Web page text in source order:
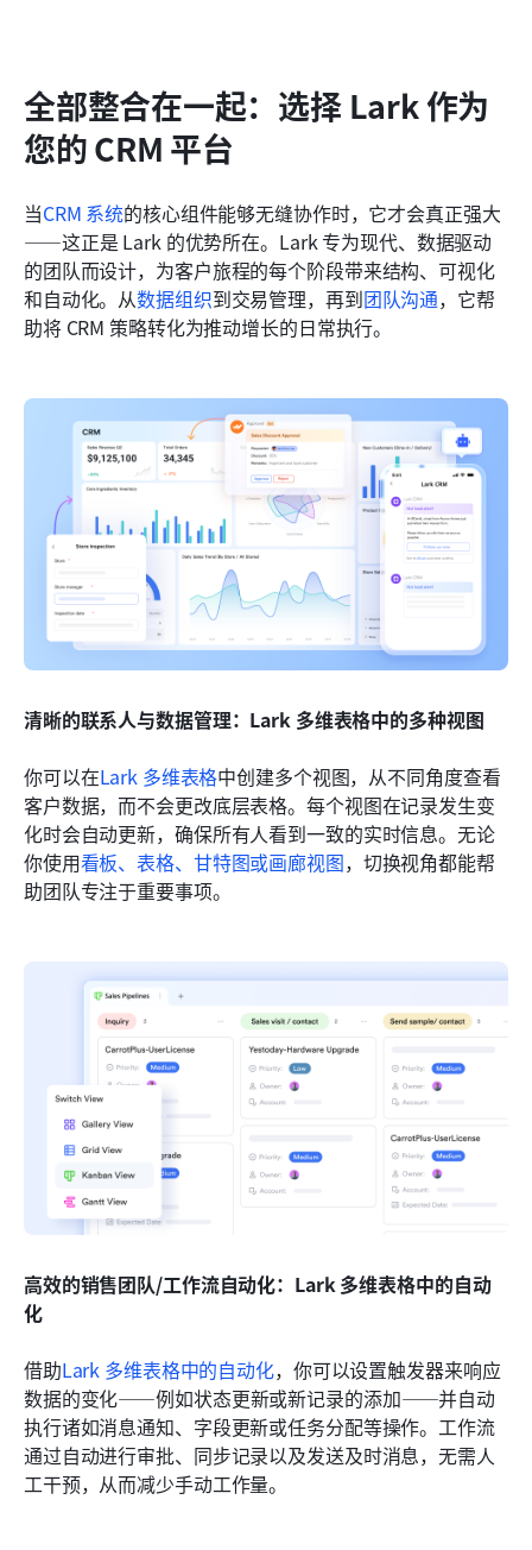
全部整合在一起：选择 Lark 作为
您的 CRM 平台
当CRM 系统的核心组件能够无缝协作时，它才会真正强大
——这正是 Lark 的优势所在。Lark 专为现代、数据驱动
的团队而设计，为客户旅程的每个阶段带来结构、可视化
和自动化。从数据组织到交易管理，再到团队沟通，它帮
助将 CRM 策略转化为推动增长的日常执行。
清晰的联系人与数据管理：Lark 多维表格中的多种视图
你可以在Lark 多维表格中创建多个视图，从不同角度查看
客户数据，而不会更改底层表格。每个视图在记录发生变
化时会自动更新，确保所有人看到一致的实时信息。无论
你使用看板、表格、甘特图或画廊视图，切换视角都能帮
助团队专注于重要事项。
高效的销售团队/工作流自动化：Lark 多维表格中的自动
化
借助Lark 多维表格中的自动化，你可以设置触发器来响应
数据的变化——例如状态更新或新记录的添加——并自动
执行诸如消息通知、字段更新或任务分配等操作。工作流
通过自动进行审批、同步记录以及发送及时消息，无需人
工干预，从而减少手动工作量。